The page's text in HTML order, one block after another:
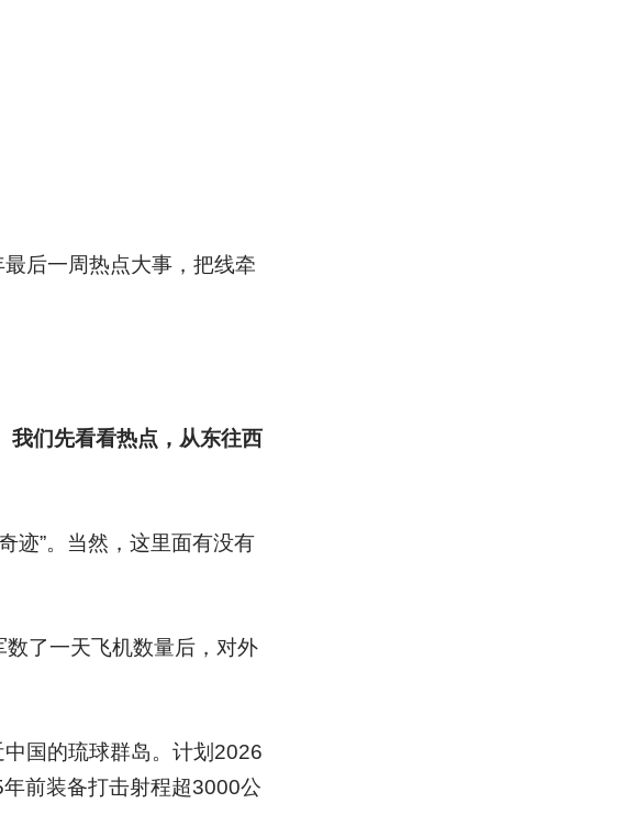
后一周热点大事，把线牵
我们先看看热点，从东往西
迹”。当然，这里面有没有
了一天飞机数量后，对外
国的琉球群岛。计划2026
前装备打击射程超3000公